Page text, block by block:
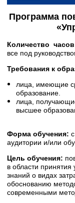
Программа
Количество
все под
Требования к
лица, имеющие
образование.
лица,
высшее
Форма обучения:
аудитории и/или
Цель обучения:
в области
знаний о видах
обоснованию
современными